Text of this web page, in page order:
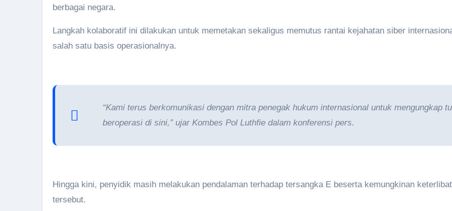
berbagai negara.
Langkah kolaboratif ini dilakukan untuk memetakan sekaligus memutus rantai kejahatan siber
salah satu basis operasionalnya.
“Kami terus berkomunikasi dengan mitra penegak hukum internasional untuk mengungkap
beroperasi di sini,” ujar Kombes Pol Luthfie dalam konferensi pers.
Hingga kini, penyidik masih melakukan pendalaman terhadap tersangka E beserta kemungkinan
tersebut.